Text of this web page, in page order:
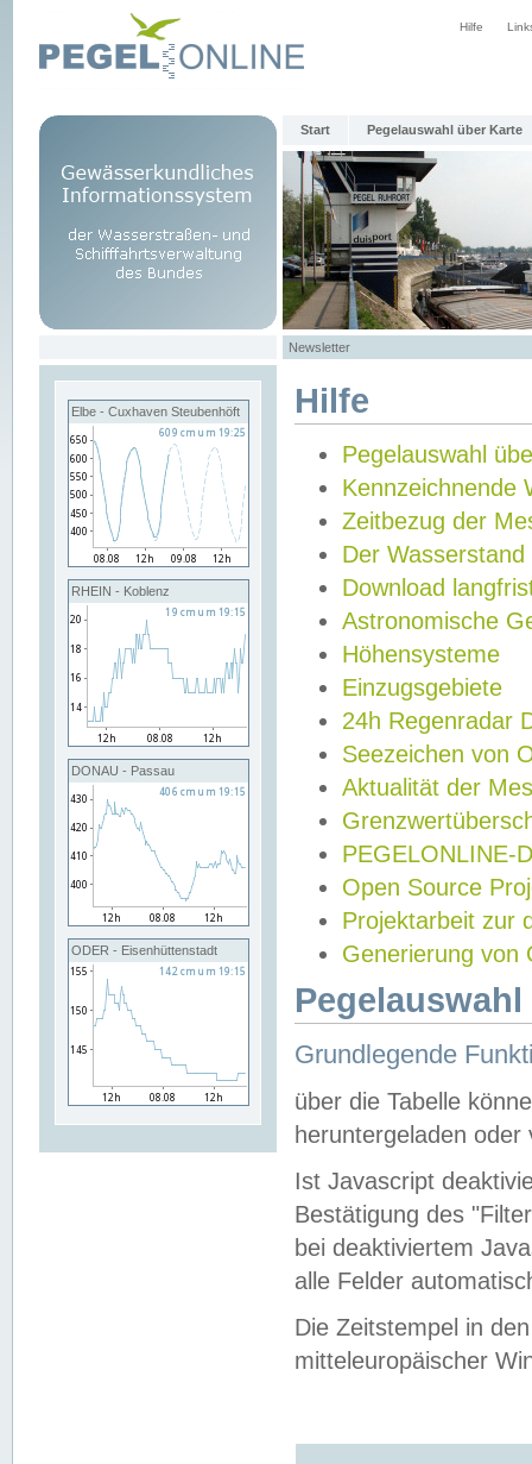
Hilfe
Start Pegelauswahl über Karte
Newsletter
Elbe - Cuxhaven Steubenhöft
RHEIN - Koblenz
DONAU - Passau
ODER - Eisenhüttenstadt
Hilfe
Pegelauswahl
Kennzeichnende
Zeitbezug der
Der Wasserstand
Download
Astronomische
Höhensysteme
Einzugsgebiete
24h Regenradar
Seezeichen von
Aktualität der
PEGELONLINE-
Open Source
Projektarbeit zur
Generierung von
Grundlegende
über die Tabelle
heruntergeladen oder
Ist Javascript
Bestätigung des
bei deaktiviertem
alle Felder
Die Zeitstempel in
mitteleuropäischer